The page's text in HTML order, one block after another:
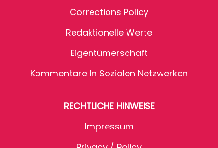
Corrections Policy
Redaktionelle Werte
Eigentümerschaft
Kommentare In Sozialen Netzwerken
RECHTLICHE HINWEISE
Impressum